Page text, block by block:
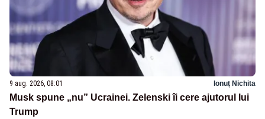
9 aug. 2026, 08:01 Ionuț Nichita
Musk spune „nu” Ucrainei. Zelenski îi cere ajutorul lui
Trump